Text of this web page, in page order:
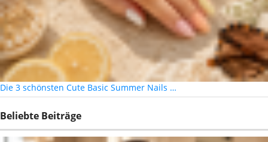
Die 3 schönsten Cute Basic Summer Nails …
Beliebte Beiträge